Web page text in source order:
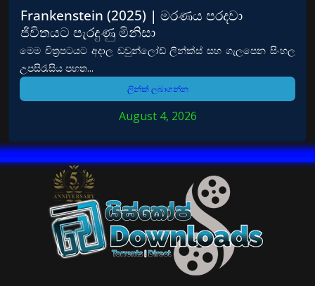
Frankenstein (2025) | මරණය පරදවා
ජිවිතයට පැරදුණු මිනිසා
මෙම චිත්‍රපටයට අදාල ඩවුන්ලෝඩ් ලින්ක්ස් සහ ගැලපෙන සිංහල
උපසිරැසිය පහත...
ලින්ක් ලබාගන්න
August 4, 2026